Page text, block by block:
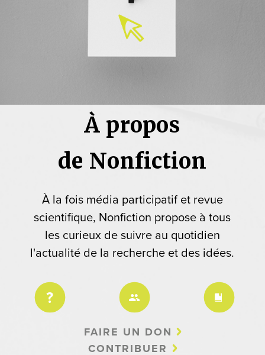
À propos
de Nonfiction
À la fois média participatif et revue
scientifique, Nonfiction propose à tous
les curieux de suivre au quotidien
l'actualité de la recherche et des idées.
FAIRE UN DON
CONTRIBUER